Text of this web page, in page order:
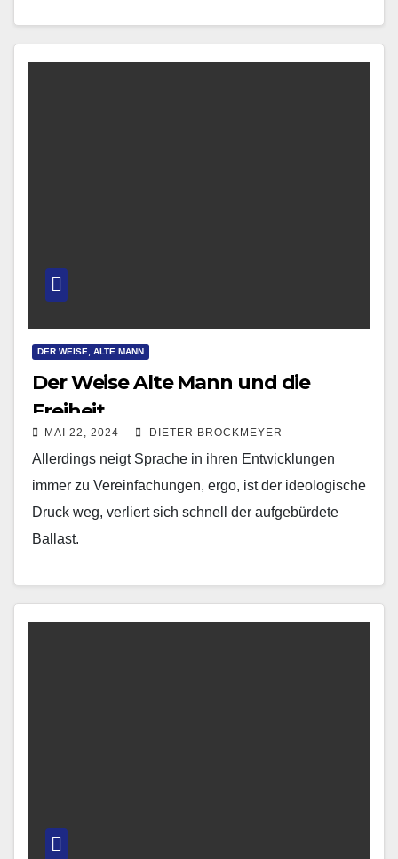
DER WEISE, ALTE MANN
Der Weise Alte Mann und die
Freiheit
MAI 22, 2024 DIETER BROCKMEYER
Allerdings neigt Sprache in ihren Entwicklungen
immer zu Vereinfachungen, ergo, ist der ideologische
Druck weg, verliert sich schnell der aufgebürdete
Ballast.